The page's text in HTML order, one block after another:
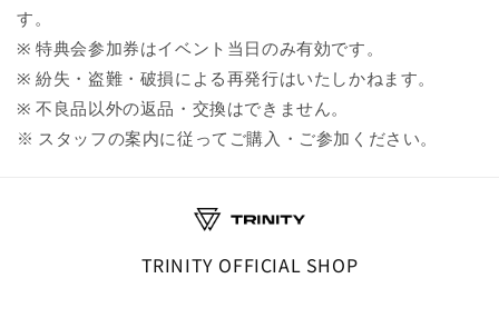
す。
※ 特典会参加券はイベント当日のみ有効です。
※ 紛失・盗難・破損による再発行はいたしかねます。
※ 不良品以外の返品・交換はできません。
※ スタッフの案内に従ってご購入・ご参加ください。
TRINITY OFFICIAL SHOP